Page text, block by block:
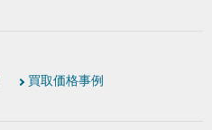
買取価格事例